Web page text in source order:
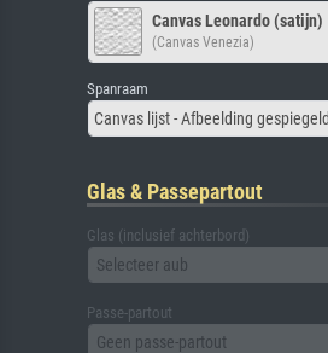
Canvas Leonardo (satijn)
(Canvas Venezia)
Spanraam
Glas & Passepartout
Glas (inclusief achterbord)
Selecteer aub
Passe-partout
Geen passe-partout